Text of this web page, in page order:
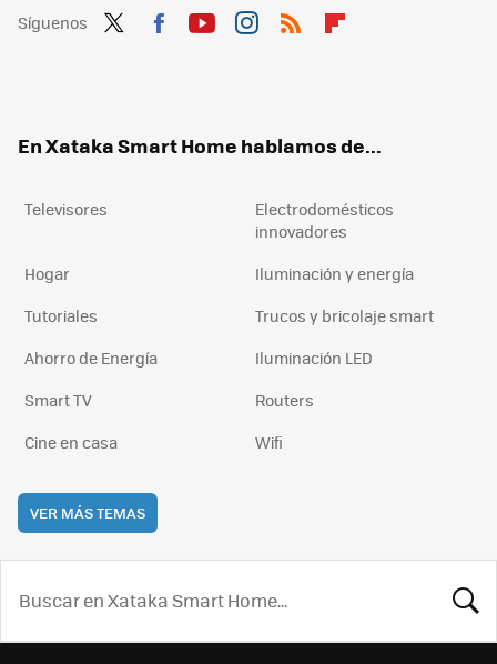
Síguenos
En Xataka Smart Home hablamos de...
Televisores
Electrodomésticos
innovadores
Hogar
Iluminación y energía
Tutoriales
Trucos y bricolaje smart
Ahorro de Energía
Iluminación LED
Smart TV
Routers
Cine en casa
Wifi
VER MÁS TEMAS